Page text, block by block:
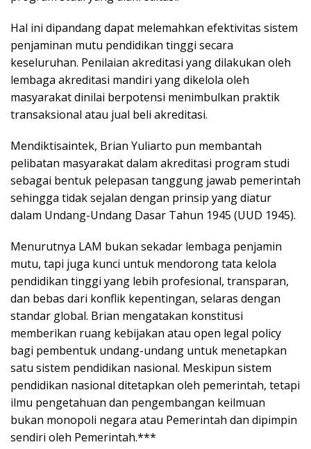
Hal ini dipandang dapat melemahkan efektivitas sistem
penjaminan mutu pendidikan tinggi secara
keseluruhan. Penilaian akreditasi yang dilakukan oleh
lembaga akreditasi mandiri yang dikelola oleh
masyarakat dinilai berpotensi menimbulkan praktik
transaksional atau jual beli akreditasi.
Mendiktisaintek, Brian Yuliarto pun membantah
pelibatan masyarakat dalam akreditasi program studi
sebagai bentuk pelepasan tanggung jawab pemerintah
sehingga tidak sejalan dengan prinsip yang diatur
dalam Undang-Undang Dasar Tahun 1945 (UUD 1945).
Menurutnya LAM bukan sekadar lembaga penjamin
mutu, tapi juga kunci untuk mendorong tata kelola
pendidikan tinggi yang lebih profesional, transparan,
dan bebas dari konflik kepentingan, selaras dengan
standar global. Brian mengatakan konstitusi
memberikan ruang kebijakan atau open legal policy
bagi pembentuk undang-undang untuk menetapkan
satu sistem pendidikan nasional. Meskipun sistem
pendidikan nasional ditetapkan oleh pemerintah, tetapi
ilmu pengetahuan dan pengembangan keilmuan
bukan monopoli negara atau Pemerintah dan dipimpin
sendiri oleh Pemerintah.***